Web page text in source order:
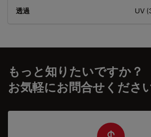
透過 UV
もっと知りたいですか？
お気軽にお問合せくださ